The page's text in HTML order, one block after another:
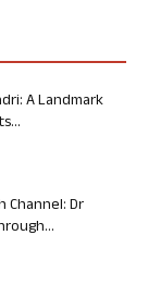
A Landmark
Channel: Dr